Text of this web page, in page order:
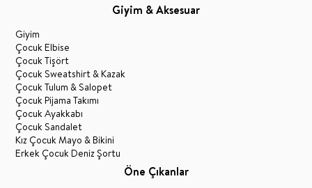
Giyim & Aksesuar
Giyim
Çocuk Elbise
Çocuk Tişört
Çocuk Sweatshirt & Kazak
Çocuk Tulum & Salopet
Çocuk Pijama Takımı
Çocuk Ayakkabı
Çocuk Sandalet
Kız Çocuk Mayo & Bikini
Erkek Çocuk Deniz Şortu
Öne Çıkanlar